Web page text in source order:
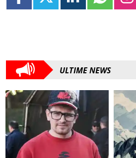
ULTIME NEWS